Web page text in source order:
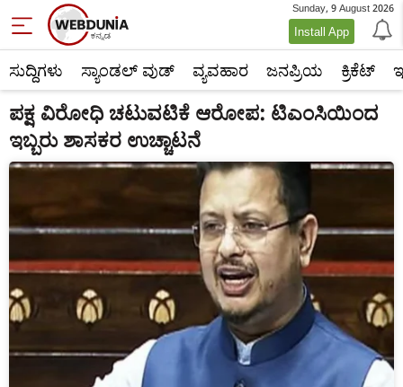
Sunday, 9 August 2026
Install App
ಸುದ್ದಿಗಳು ಸ್ಯಾಂಡಲ್ ವುಡ್ ವ್ಯವಹಾರ ಜನಪ್ರಿಯ ಕ್ರಿಕೆಟ್‌
ಪಕ್ಷ ವಿರೋಧಿ ಚಟುವಟಿಕೆ ಆರೋಪ: ಟಿಎಂಸಿಯಿಂದ
ಇಬ್ಬರು ಶಾಸಕರ ಉಚ್ಚಾಟನೆ